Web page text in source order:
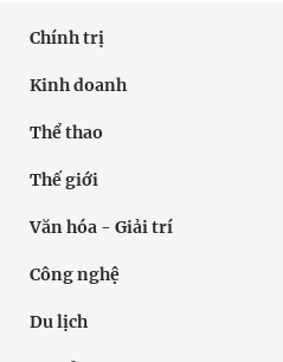
Chính trị
Kinh doanh
Thể thao
Thế giới
Văn hóa - Giải trí
Công nghệ
Du lịch